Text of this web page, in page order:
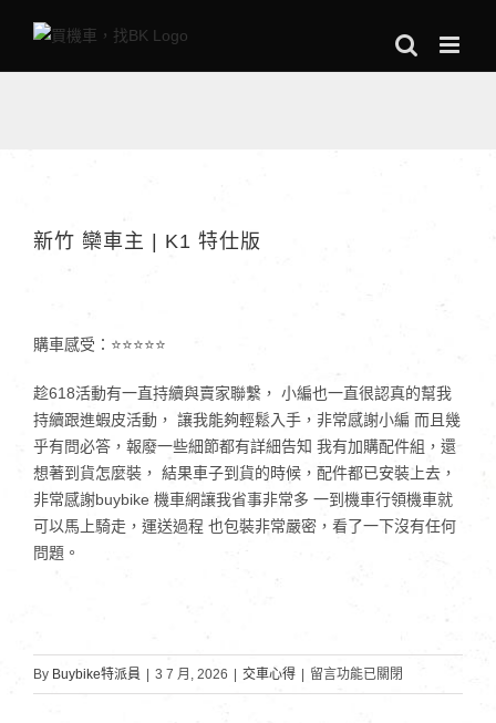
新竹 欒車主 | K1 特仕版
購車感受：⭐⭐⭐⭐⭐
趁618活動有一直持續與賣家聯繫， 小編也一直很認真的幫我
持續跟進蝦皮活動， 讓我能夠輕鬆入手，非常感謝小編 而且幾
乎有問必答，報廢一些細節都有詳細告知 我有加購配件組，還
想著到貨怎麼裝， 結果車子到貨的時候，配件都已安裝上去，
非常感謝buybike 機車網讓我省事非常多 一到機車行領機車就
可以馬上騎走，運送過程 也包裝非常嚴密，看了一下沒有任何
問題。
By Buybike特派員 3 7 月, 2026 交車心得
在
留言功能已關閉